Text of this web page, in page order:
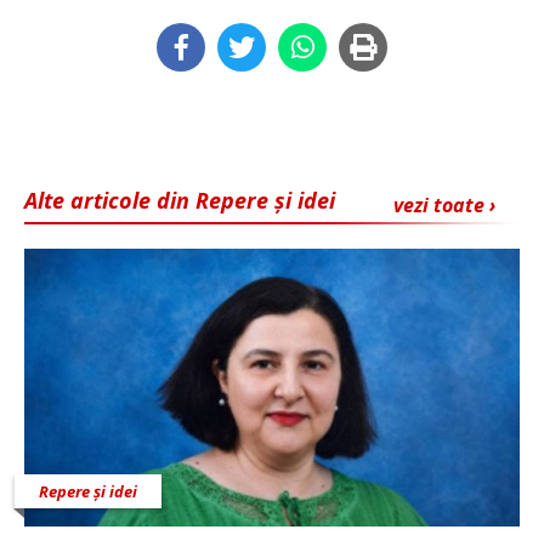
vezi toate ›
Alte articole din Repere și idei
Repere și idei